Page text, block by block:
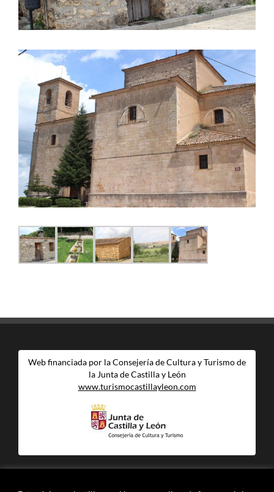
Web financiada por la Consejería de Cultura y Turismo de
la Junta de Castilla y León
www.turismocastillayleon.com